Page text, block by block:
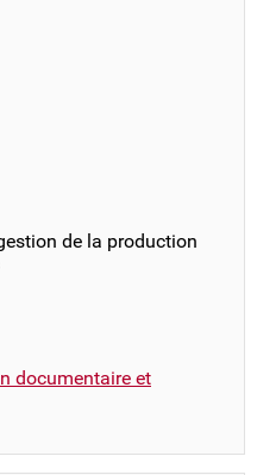
de la production
documentaire et